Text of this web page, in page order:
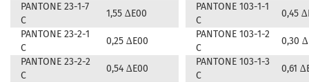
PANTONE 23-1-7
C
1,55 ∆E00
PANTONE 103-1-1
C
0,45
PANTONE 23-2-1
C
0,25 ∆E00
PANTONE 103-1-2
C
0,30
PANTONE 23-2-2
C
0,54 ∆E00
PANTONE 103-1-3
C
0,61